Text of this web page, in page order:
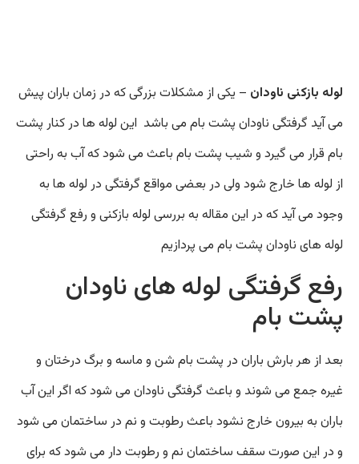
لوله بازکنی ناودان – یکی از مشکلات بزرگی که در زمان باران پیش
می آید گرفتگی ناودان پشت بام می باشد این لوله ها در کنار پشت
بام قرار می گیرد و شیب پشت بام باعث می شود که آب به راحتی
از لوله ها خارج شود ولی در بعضی مواقع گرفتگی در لوله ها به
وجود می آید که در این مقاله به بررسی لوله بازکنی و رفع گرفتگی
لوله های ناودان پشت بام می پردازیم
رفع گرفتگی لوله های ناودان
پشت بام
بعد از هر بارش باران در پشت بام شن و ماسه و برگ درختان و
غیره جمع می شوند و باعث گرفتگی ناودان می شود که اگر این آب
باران به بیرون خارج نشود باعث رطوبت و نم در ساختمان می شود
و در این صورت سقف ساختمان نم و رطوبت دار می شود که برای